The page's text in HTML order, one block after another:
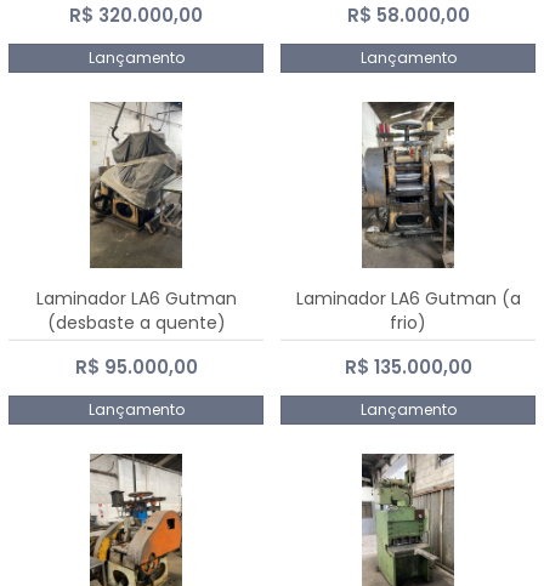
R$ 320.000,00
Lançamento
R$ 58.000,00
Lançamento
Laminador LA6 Gutman
(desbaste a quente)
R$ 95.000,00
Lançamento
Laminador LA6 Gutman (a
frio)
R$ 135.000,00
Lançamento